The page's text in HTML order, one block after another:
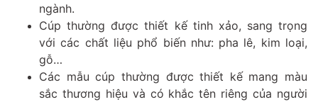
ngành.
Cúp thường được thiết kế tinh xảo, sang trọng
với các chất liệu phổ biến như: pha lê, kim loại,
gỗ…
Các mẫu cúp thường được thiết kế mang màu
sắc thương hiệu và có khắc tên riêng của người